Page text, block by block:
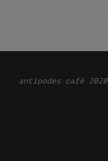
antipodes café 2020